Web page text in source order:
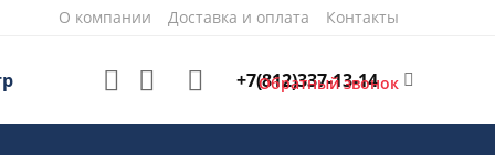
О компании Доставка и оплата Контакты
+7(812)337-13-14
Обратный звонок